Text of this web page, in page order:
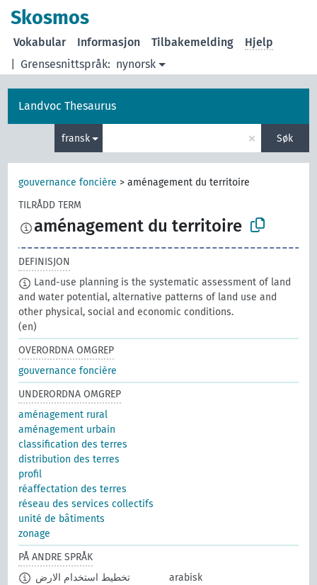
Skosmos
Grensesnittspråk: nynorsk
Vokabular Informasjon Tilbakemelding Hjelp
Landvoc Thesaurus
fransk × Søk
gouvernance foncière >aménagement du territoire
TILRÅDD TERM
aménagement du territoire
DEFINISJON
Land-use planning is the systematic assessment of land
and water potential, alternative patterns of land use and
other physical, social and economic conditions.
(en)
OVERORDNA OMGREP
gouvernance foncière
UNDERORDNA OMGREP
aménagement rural
aménagement urbain
classification des terres
distribution des terres
profil
réaffectation des terres
réseau des services collectifs
unité de bâtiments
zonage
PÅ ANDRE SPRÅK
تخطيط استخدام الارض
arabisk